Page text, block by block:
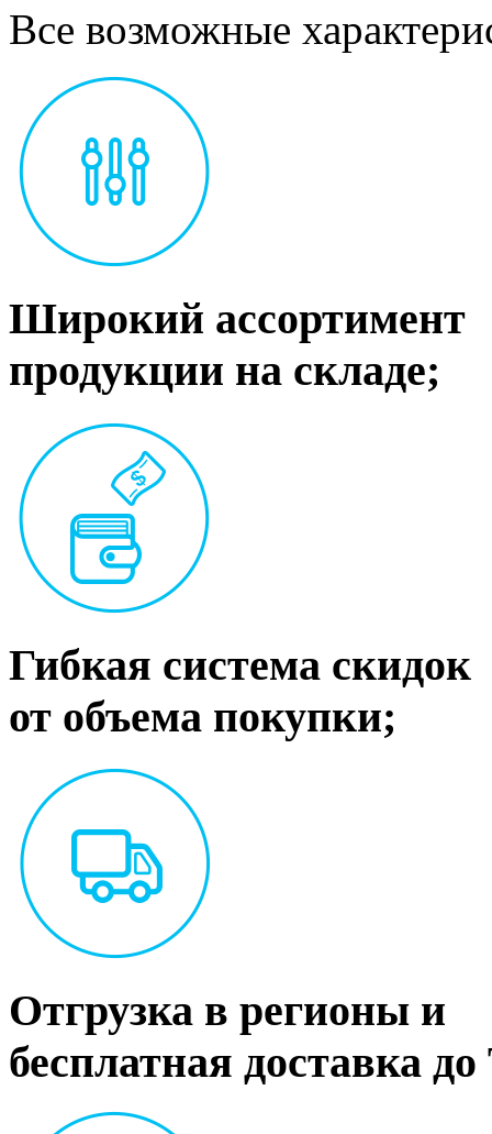
Все возможные
Широкий ассортимент
продукции на складе;
Гибкая система скидок
от объема покупки;
Отгрузка в регионы и
бесплатная доставка